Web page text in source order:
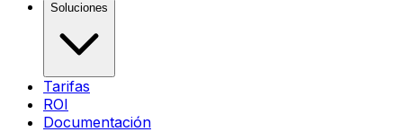
Soluciones
Tarifas
ROI
Documentación